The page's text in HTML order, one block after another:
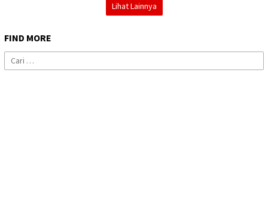
Lihat Lainnya
FIND MORE
Cari
untuk: